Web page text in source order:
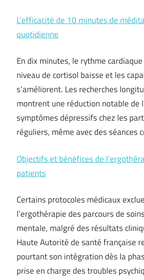
L’efficacité de 10 minutes de
quotidienne
En dix minutes, le rythme
niveau de cortisol baisse et les
s’améliorent. Les recherches
montrent une réduction notable de
symptômes dépressifs chez les
réguliers, même avec des séances
Objectifs et bénéfices de
patients
Certains protocoles médicaux
l’ergothérapie des parcours de
mentale, malgré des résultats
Haute Autorité de santé française
pourtant son intégration dès la
prise en charge des troubles